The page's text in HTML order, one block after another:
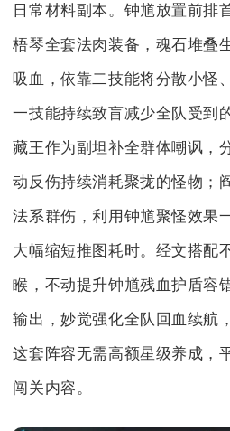
日常材料副本。钟馗放置前排
梧琴全套法肉装备，魂石堆叠
吸血，依靠二技能将分散小怪
一技能持续致盲减少全队受到
藏王作为副坦补全群体嘲讽，
动反伤持续消耗聚拢的怪物；
法系群伤，利用钟馗聚怪效果
大幅缩短推图耗时。经文搭配
睺，不动提升钟馗残血护盾容
输出，妙觉强化全队回血续航
这套阵容无需高额星级养成，
闯关内容。